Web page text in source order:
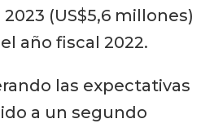
(US$5,6 millones)
año fiscal 2022.
las expectativas
a un segundo